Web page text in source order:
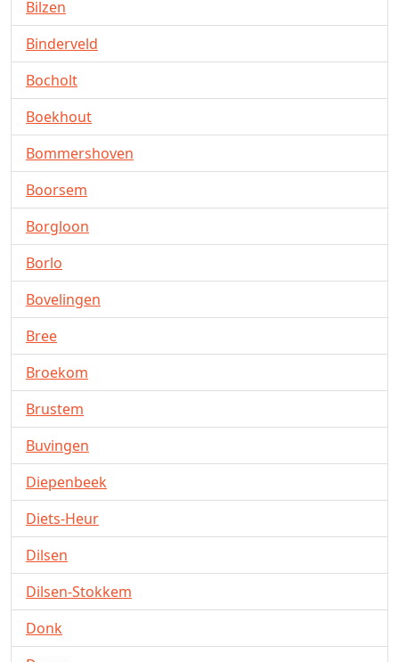
Bilzen
Binderveld
Bocholt
Boekhout
Bommershoven
Boorsem
Borgloon
Borlo
Bovelingen
Bree
Broekom
Brustem
Buvingen
Diepenbeek
Diets-Heur
Dilsen
Dilsen-Stokkem
Donk